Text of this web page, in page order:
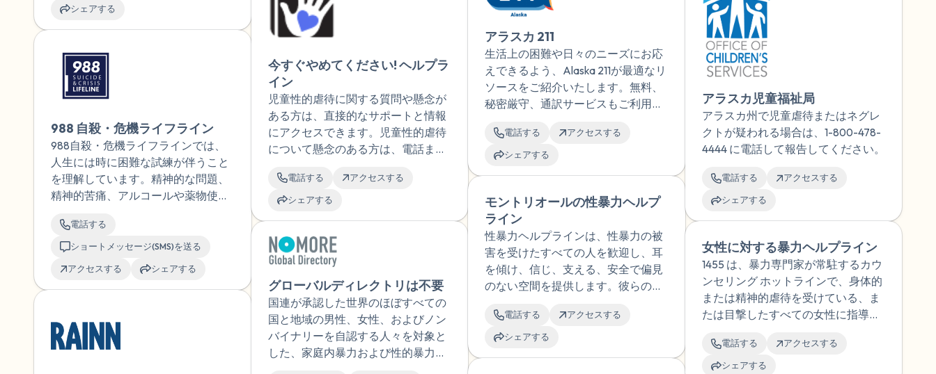
間年中無休で対応しています。
シェアする
988 自殺・危機ライフライン
988自殺・危機ライフラインでは、
人生には時に困難な試練が伴うこと
を理解しています。精神的な問題、
精神的苦痛、アルコールや薬物使用
誰かに話を聞いてほしい場合でも、
私たちの思いやりあるカウンセラー
があなたをサポートします。あなた
電話する
ショートメッセージ(SMS)を送る
アクセスする
シェアする
今すぐやめてください! ヘルプラ
イン
児童性的虐待に関する質問や懸念が
ある方は、直接的なサポートと情報
にアクセスできます。児童性的虐待
について懸念のある方は、電話また
使って質問し、メールで回答を受け
取ることができます。
電話する
アクセスする
シェアする
グローバルディレクトリは不要
国連が承認した世界のほぼすべての
国と地域の男性、女性、およびノン
バイナリーを自認する人々を対象と
した、家庭内暴力および性的暴力に
アラスカ 211
生活上の困難や日々のニーズにお応
えできるよう、Alaska 211が最適なリ
ソースをご紹介いたします。無料、
秘密厳守、通訳サービスもご利用い
電話する
アクセスする
シェアする
モントリオールの性暴力ヘルプ
ライン
性暴力ヘルプラインは、性暴力の被
害を受けたすべての人を歓迎し、耳
を傾け、信じ、支える、安全で偏見
のない空間を提供します。彼らの選
電話する
アクセスする
シェアする
アラスカ児童福祉局
アラスカ州で児童虐待またはネグレ
クトが疑われる場合は、1-800-478-
4444 に電話して報告してください。
電話する
アクセスする
シェアする
女性に対する暴力ヘルプライン
1455 は、暴力専門家が常駐するカウ
ンセリング ホットラインで、身体的
または精神的虐待を受けている、ま
たは目撃したすべての女性に指導を
電話する
アクセスする
シェアする